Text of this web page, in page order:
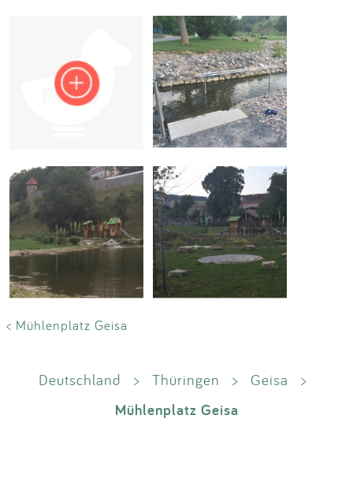
Partner
Kontakt
Impressum
Anmelden
< Mühlenplatz Geisa
Deutschland > Thüringen > Geisa >
Mühlenplatz Geisa